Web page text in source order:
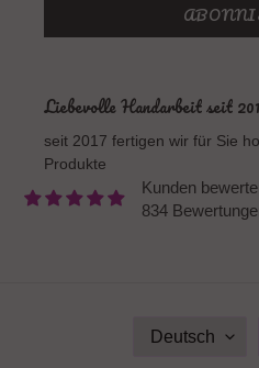
Liebevolle Handarbeit seit
seit 2017 fertigen wir für Sie
Produkte
Kunden
834
Deutsch